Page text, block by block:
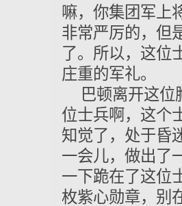
嘛，你集团军上
非常严厉的，但
了。所以，这位
庄重的军礼。
巴顿离开这
位士兵啊，这个
知觉了，处于昏
一会儿，做出了
一下跪在了这位
枚紫心勋章，别